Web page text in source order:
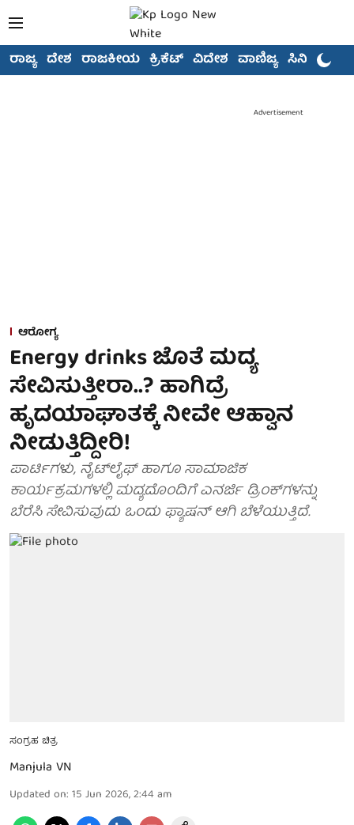
ರಾಜ್ಯ ದೇಶ ರಾಜಕೀಯ ಕ್ರಿಕೆಟ್ ವಿದೇಶ ವಾಣಿಜ್ಯ ಸಿನಿಮಾ
Advertisement
ಆರೋಗ್ಯ
Energy drinks ಜೊತೆ ಮದ್ಯ
ಸೇವಿಸುತ್ತೀರಾ..? ಹಾಗಿದ್ರೆ
ಹೃದಯಾಘಾತಕ್ಕೆ ನೀವೇ ಆಹ್ವಾನ
ನೀಡುತ್ತಿದ್ದೀರಿ!
ಪಾರ್ಟಿಗಳು, ನೈಟ್‌ಲೈಫ್ ಹಾಗೂ ಸಾಮಾಜಿಕ
ಕಾರ್ಯಕ್ರಮಗಳಲ್ಲಿ ಮದ್ಯದೊಂದಿಗೆ ಎನರ್ಜಿ ಡ್ರಿಂಕ್‌ಗಳನ್ನು
ಬೆರೆಸಿ ಸೇವಿಸುವುದು ಒಂದು ಫ್ಯಾಷನ್‌ ಆಗಿ ಬೆಳೆಯುತ್ತಿದೆ.
ಸಂಗ್ರಹ ಚಿತ್ರ
Manjula VN
Updated on: 15 Jun 2026, 2:44 am